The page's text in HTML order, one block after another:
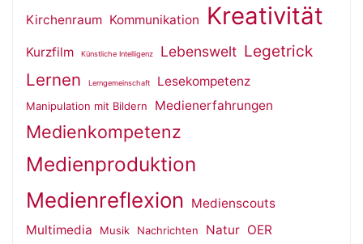
Kirchenraum Kommunikation Kreativität
Kurzfilm Künstliche Intelligenz Lebenswelt Legetrick
Lernen Lerngemeinschaft Lesekompetenz
Manipulation mit Bildern Medienerfahrungen
Medienkompetenz
Medienproduktion
Medienreflexion Medienscouts
Multimedia
Musik Nachrichten Natur OER